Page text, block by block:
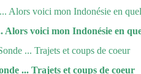
Alors voici mon Indonésie en
... Trajets et coups de coeur